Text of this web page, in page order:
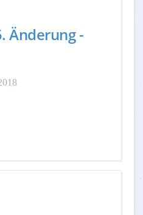
Änderung -